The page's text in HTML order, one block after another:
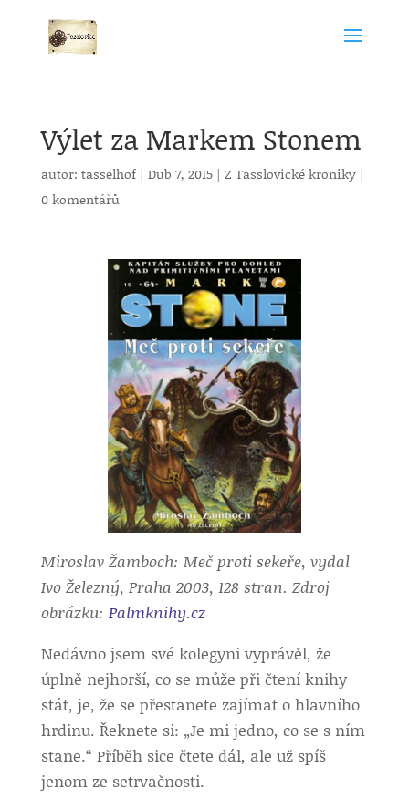
Výlet za Markem Stonem
autor: tasselhof| Dub 7, 2015| Z Tasslovické kroniky|
0 komentářů
Miroslav Žamboch: Meč proti sekeře, vydal
Ivo Železný, Praha 2003, 128 stran. Zdroj
obrázku: Palmknihy.cz
Nedávno jsem své kolegyni vyprávěl, že
úplně nejhorší, co se může při čtení knihy
stát, je, že se přestanete zajímat o hlavního
hrdinu. Řeknete si: „Je mi jedno, co se s ním
stane.“ Příběh sice čtete dál, ale už spíš
jenom ze setrvačnosti.